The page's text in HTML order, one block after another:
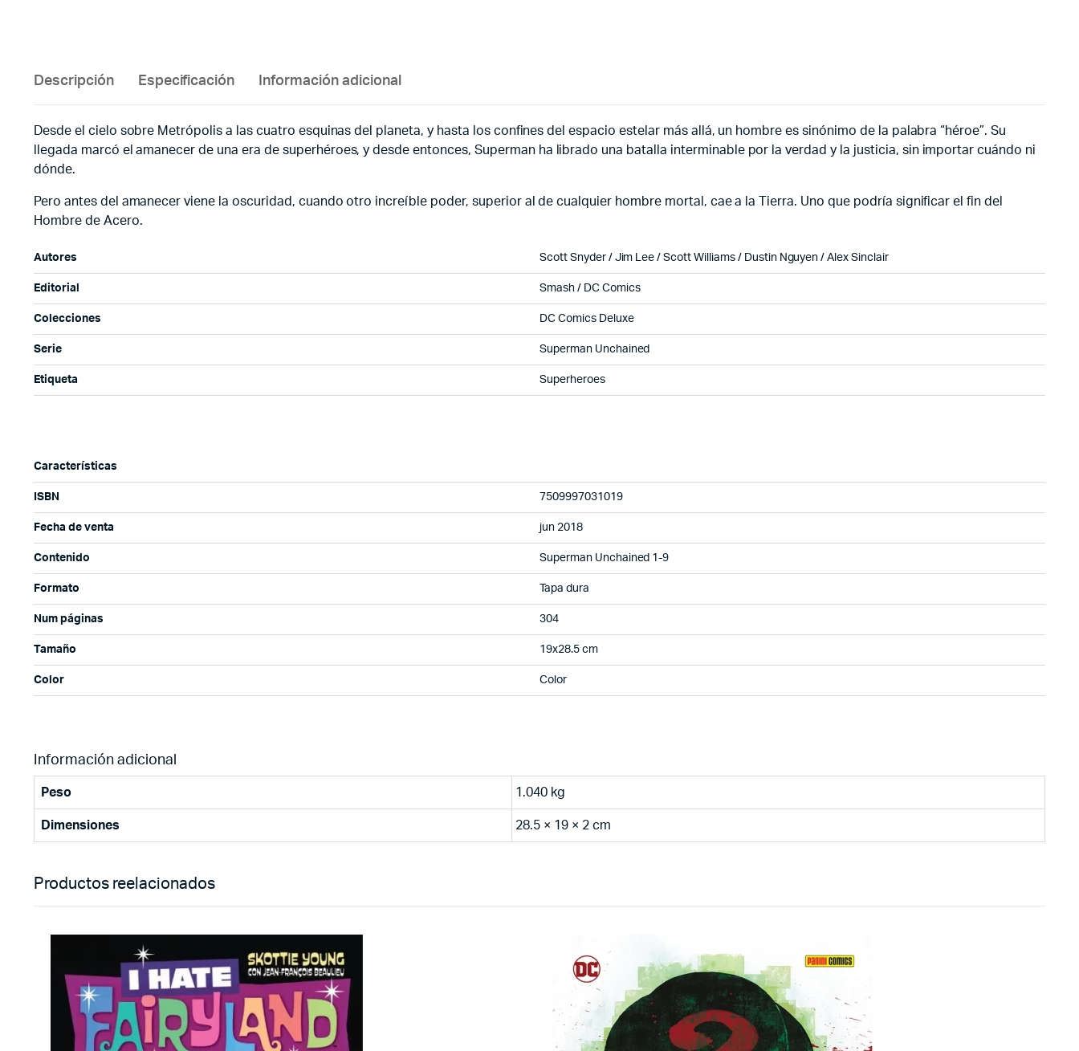
Descripción Especificación Información adicional
Desde el cielo sobre Metrópolis a las cuatro esquinas del planeta, y hasta los confines del espacio estelar más allá, un hombre es sinónimo de la palabra “héroe”. Su
llegada marcó el amanecer de una era de superhéroes, y desde entonces, Superman ha librado una batalla interminable por la verdad y la justicia, sin importar cuándo ni
dónde.
Pero antes del amanecer viene la oscuridad, cuando otro increíble poder, superior al de cualquier hombre mortal, cae a la Tierra. Uno que podría significar el fin del
Hombre de Acero.
Autores Scott Snyder / Jim Lee / Scott Williams / Dustin Nguyen / Alex Sinclair
Editorial Smash / DC Comics
Colecciones DC Comics Deluxe
Serie Superman Unchained
Etiqueta Superheroes
Características
ISBN 7509997031019
Fecha de venta jun 2018
Contenido Superman Unchained 1-9
Formato Tapa dura
Num páginas 304
Tamaño 19x28.5 cm
Color Color
Información adicional
Peso 1.040 kg
Dimensiones 28.5 × 19 × 2 cm
Productos reelacionados